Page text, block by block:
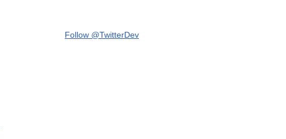
Follow @TwitterDev